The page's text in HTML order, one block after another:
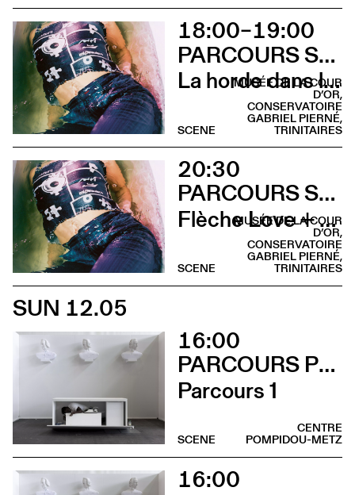
18:00–19:00
PARCOURS SUR LA COLLINE SAINTE-CROIX
La horde dans les pavés
MUSÉE DE LA COUR
D’OR,
CONSERVATOIRE
GABRIEL PIERNÉ,
TRINITAIRES
SCENE
20:30
PARCOURS SUR LA COLLINE SAINTE-CROIX
Flèche Love + Sami Galbi
MUSÉE DE LA COUR
D’OR,
CONSERVATOIRE
GABRIEL PIERNÉ,
TRINITAIRES
SCENE
SUN 12.05
16:00
PARCOURS PERFORMANCES
Parcours 1
CENTRE
POMPIDOU-METZ
SCENE
16:00